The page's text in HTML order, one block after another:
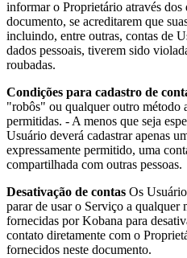
informar o Proprietário através dos
documento, se acreditarem que
incluindo, entre outras, contas de
dados pessoais, tiverem sido
roubadas.
Condições para cadastro de
"robôs" ou qualquer outro método
permitidas. - A menos que seja
Usuário deverá cadastrar apenas
expressamente permitido, uma
compartilhada com outras pessoas.
Desativação de contas Os
parar de usar o Serviço a qualquer
fornecidas por Kobana para
contato diretamente com o
fornecidos neste documento.